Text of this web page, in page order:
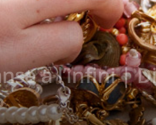
à l’infini |